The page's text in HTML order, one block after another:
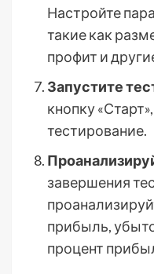
Настройте
такие как
профит и
Запустите
кнопку
тестирование.
завершения
прибыль,
процент